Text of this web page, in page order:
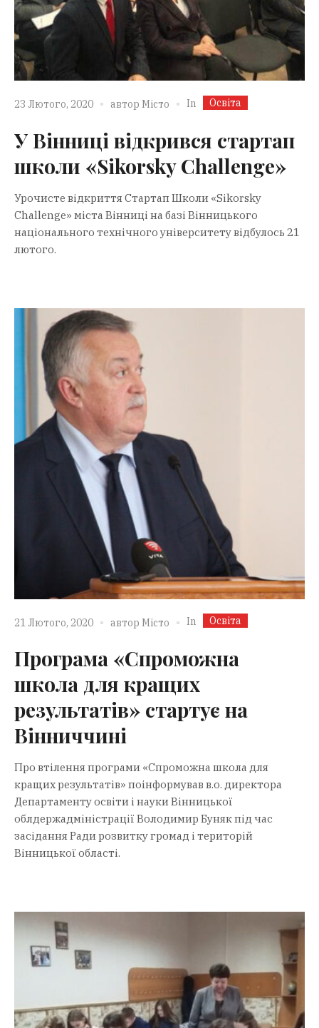
23 Лютого, 2020 автор Місто In Освіта
У Вінниці відкрився стартап
школи «Sikorsky Challenge»
Урочисте відкриття Стартап Школи «Sikorsky
Challenge» міста Вінниці на базі Вінницького
національного технічного університету відбулось 21
лютого.
21 Лютого, 2020 автор Місто In Освіта
Програма «Спроможна
школа для кращих
результатів» стартує на
Вінниччині
Про втілення програми «Спроможна школа для
кращих результатів» поінформував в.о. директора
Департаменту освіти і науки Вінницької
облдержадміністрації Володимир Буняк під час
засідання Ради розвитку громад і територій
Вінницької області.